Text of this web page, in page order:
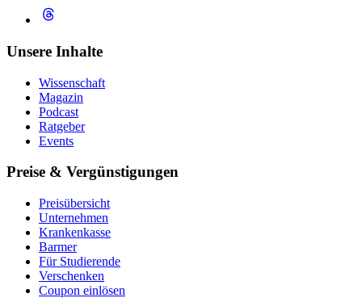
Unsere Inhalte
Wissenschaft
Magazin
Podcast
Ratgeber
Events
Preise & Vergünstigungen
Preisübersicht
Unternehmen
Krankenkasse
Barmer
Für Studierende
Ver­schen­ken
Coupon einlösen